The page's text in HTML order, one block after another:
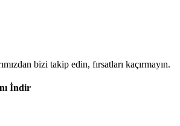
bizi takip edin, fırsatları kaçırmayın.
İndir